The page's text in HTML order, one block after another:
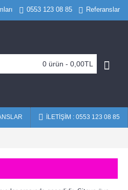
0553 123 08 85 Referanslar
0 ürün - 0,00TL
İLETIŞIM : 0553 123 08 85